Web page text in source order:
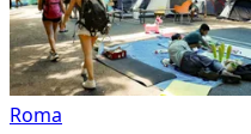
Roma